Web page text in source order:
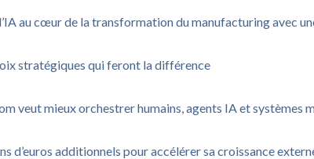
au cœur de la transformation du manufacturing avec
stratégiques qui feront la différence
veut mieux orchestrer humains, agents IA et systèmes
d’euros additionnels pour accélérer sa croissance